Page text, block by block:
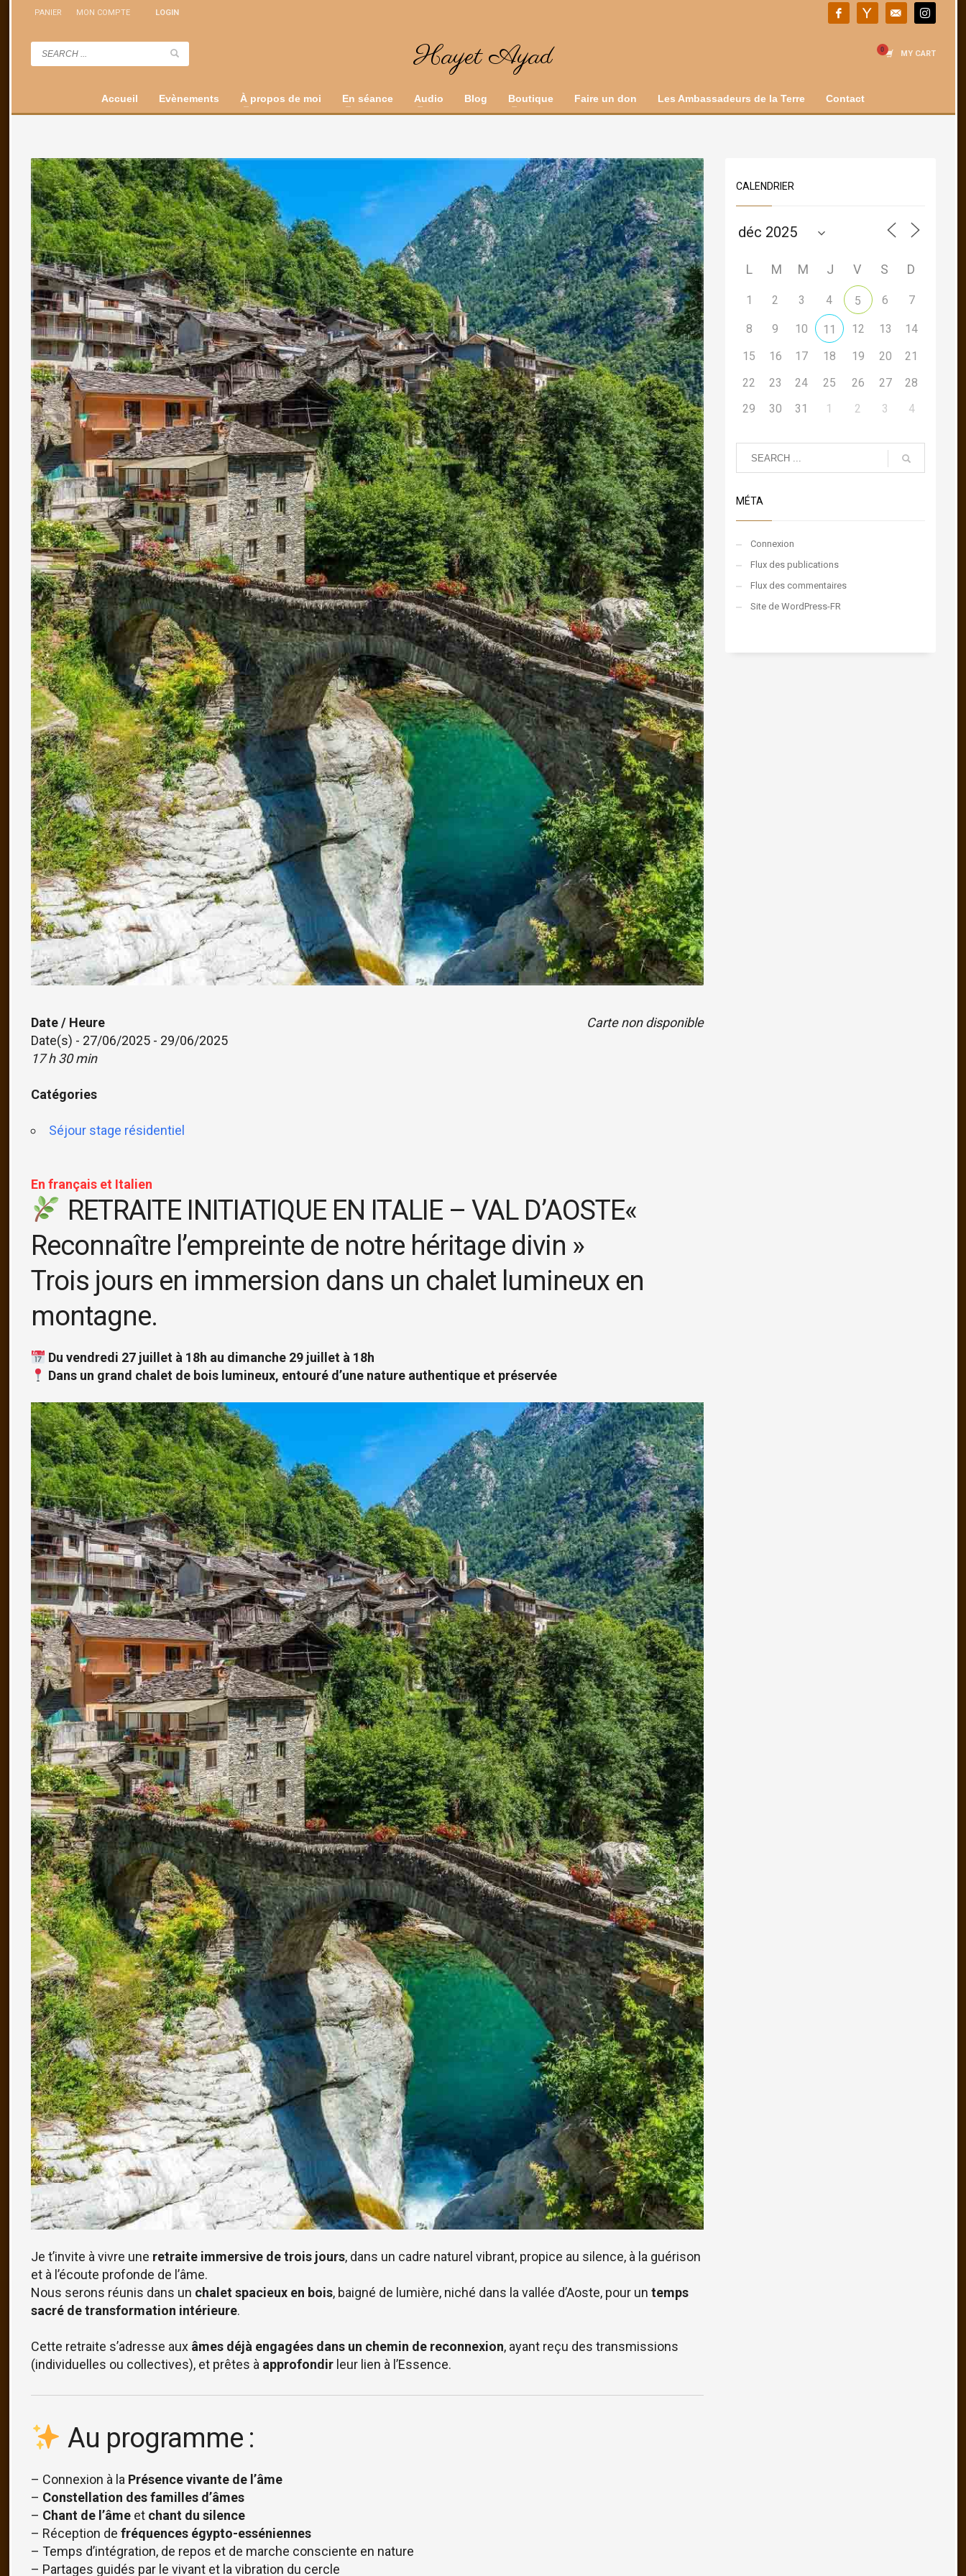
PANIER MON COMPTE LOGIN
Hayet Ayad MY CART
Accueil Evènements À propos de moi En séance Audio Blog Boutique Faire un don Les Ambassadeurs de la Terre Contact
Carte non disponible
Date / Heure
Date(s) - 27/06/2025 - 29/06/2025
17 h 30 min
Catégories
Séjour stage résidentiel
En français et Italien
RETRAITE INITIATIQUE EN ITALIE – VAL D’AOSTE«
Reconnaître l’empreinte de notre héritage divin »
Trois jours en immersion dans un chalet lumineux en
montagne.
Du vendredi 27 juillet à 18h au dimanche 29 juillet à 18h
Dans un grand chalet de bois lumineux, entouré d’une nature authentique et préservée
Je t’invite à vivre une retraite immersive de trois jours, dans un cadre naturel vibrant, propice au silence, à la guérison
et à l’écoute profonde de l’âme.
Nous serons réunis dans un chalet spacieux en bois, baigné de lumière, niché dans la vallée d’Aoste, pour un temps
sacré de transformation intérieure.
Cette retraite s’adresse aux âmes déjà engagées dans un chemin de reconnexion, ayant reçu des transmissions
(individuelles ou collectives), et prêtes à approfondirleur lien à l’Essence.
Au programme :
– Connexion à la Présence vivante de l’âme
– Constellation des familles d’âmes
– Chant de l’âmeet chant du silence
– Réception de fréquences égypto-esséniennes
– Temps d’intégration, de repos et de marche consciente en nature
– Partages guidés par le vivant et la vibration du cercle
CALENDRIER
L M M J V S D
1 2 3 4 5 6 7
8 9 10 11 12 13 14
15 16 17 18 19 20
21
22
23 24 25 26 27
28
29
30 31 1 2 3 4
MÉTA
Connexion
Flux des publications
Flux des commentaires
Site de WordPress-FR